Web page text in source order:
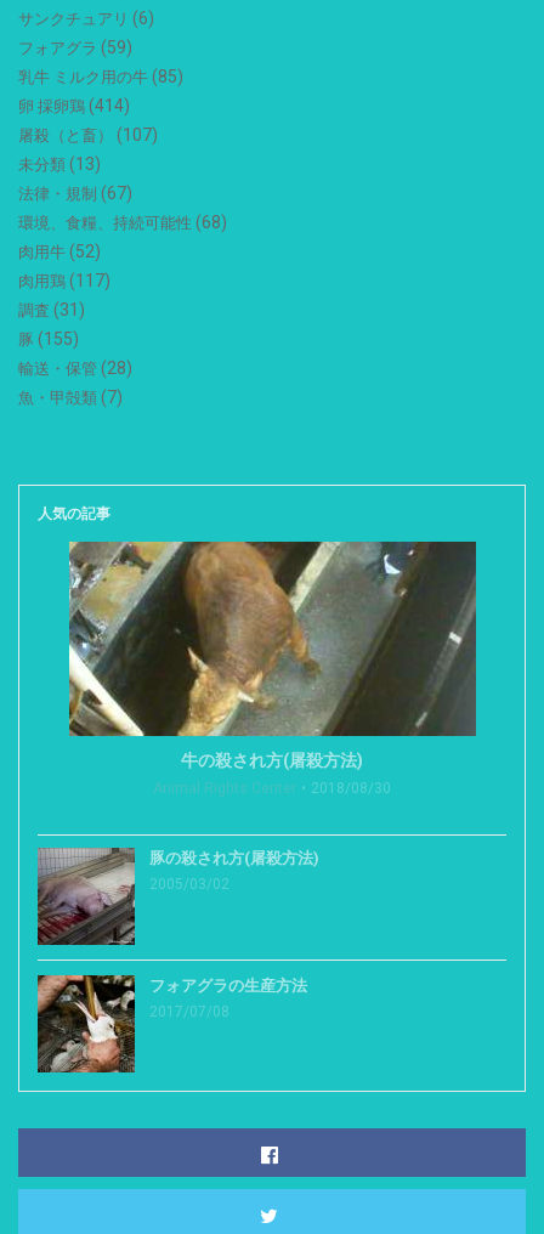
サンクチュアリ (6)
フォアグラ (59)
乳牛 ミルク用の牛 (85)
卵 採卵鶏 (414)
屠殺（と畜） (107)
未分類 (13)
法律・規制 (67)
環境、食糧、持続可能性 (68)
肉用牛 (52)
肉用鶏 (117)
調査 (31)
豚 (155)
輸送・保管 (28)
魚・甲殻類 (7)
人気の記事
牛の殺され方(屠殺方法)
Animal Rights Center 2018/08/30
豚の殺され方(屠殺方法)
2005/03/02
フォアグラの生産方法
2017/07/08